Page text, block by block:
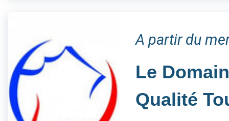
A partir du
Le
Qualité